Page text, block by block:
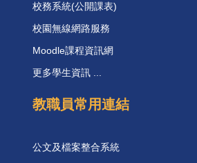
校務系統(公開課表)
校園無線網路服務
Moodle課程資訊網
更多學生資訊 ...
教職員常用連結
公文及檔案整合系統